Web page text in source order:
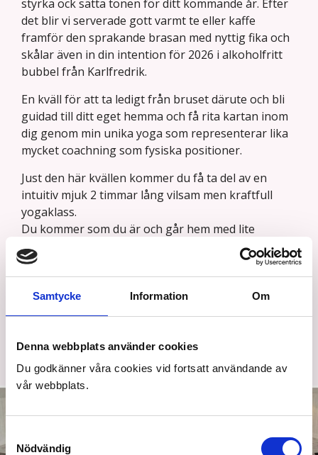
Samtycke Information Om
Denna webbplats använder cookies
Du godkänner våra cookies vid fortsatt användande av
vår webbplats.
Nödvändig
styrka ock sätta tonen för ditt kommande år. Efter
det blir vi serverade gott varmt te eller kaffe
framför den sprakande brasan med nyttig fika och
skålar även in din intention för 2026 i alkoholfritt
bubbel från Karlfredrik.
En kväll för att ta ledigt från bruset därute och bli
guidad till ditt eget hemma och få rita kartan inom
dig genom min unika yoga som representerar lika
mycket coachning som fysiska positioner.
Just den här kvällen kommer du få ta del av en
intuitiv mjuk 2 timmar lång vilsam men kraftfull
yogaklass.
Du kommer som du är och går hem med lite
djupare andetag, lite klarare blick och mer inställt
sikte för kommande år.
Varmt välkommen med din anmälan till sms
Kram Karin